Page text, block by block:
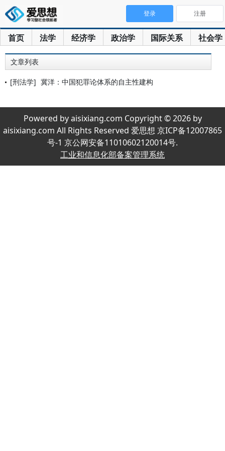
首页 法学 经济学 政治学 国际关系 社会学
登录 注册
文章列表
[刑法学] 冀洋：中国犯罪论体系的自主性建构
Powered by aisixiang.com Copyright © 2026 by
aisixiang.com All Rights Reserved 爱思想 京ICP备12007865
号-1 京公网安备11010602120014号.
工业和信息化部备案管理系统